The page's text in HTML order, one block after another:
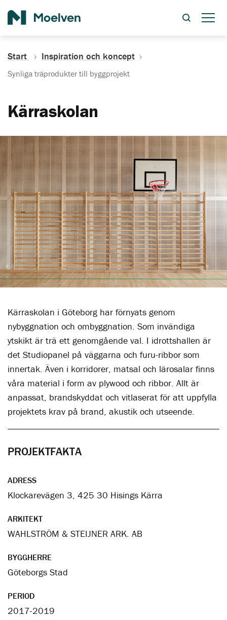
Start Inspiration och koncept
Synliga träprodukter till byggprojekt
Kärraskolan
Kärraskolan i Göteborg har förnyats genom
nybyggnation och ombyggnation. Som invändiga
ytskikt är trä ett genomgående val. I idrottshallen är
det Studiopanel på väggarna och furu-ribbor som
innertak. Även i korridorer, matsal och lärosalar finns
våra material i form av plywood och ribbor. Allt är
anpassat, brandskyddat och vitlaserat för att uppfylla
projektets krav på brand, akustik och utseende.
PROJEKTFAKTA
ADRESS
Klockarevägen 3, 425 30 Hisings Kärra
ARKITEKT
WAHLSTRÖM & STEIJNER ARK. AB
BYGGHERRE
Göteborgs Stad
PERIOD
2017-2019